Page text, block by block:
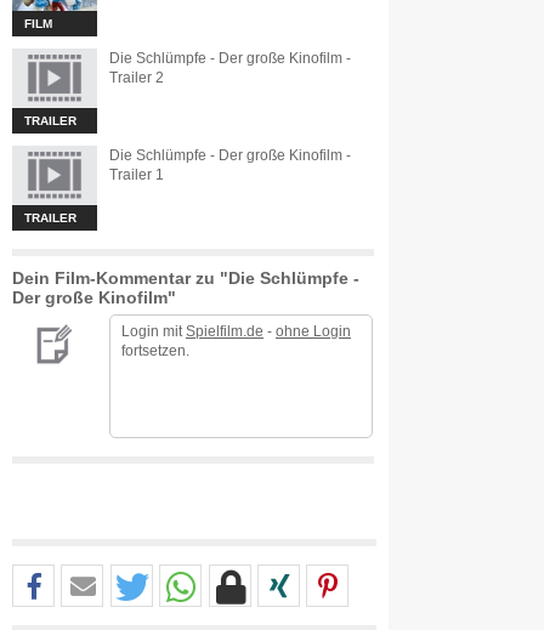
FILM
TRAILER
Die Schlümpfe - Der große Kinofilm -
Trailer 2
TRAILER
Die Schlümpfe - Der große Kinofilm -
Trailer 1
Dein Film-Kommentar zu "Die Schlümpfe -
Der große Kinofilm"
Login mit Spielfilm.de - ohne Login
fortsetzen.